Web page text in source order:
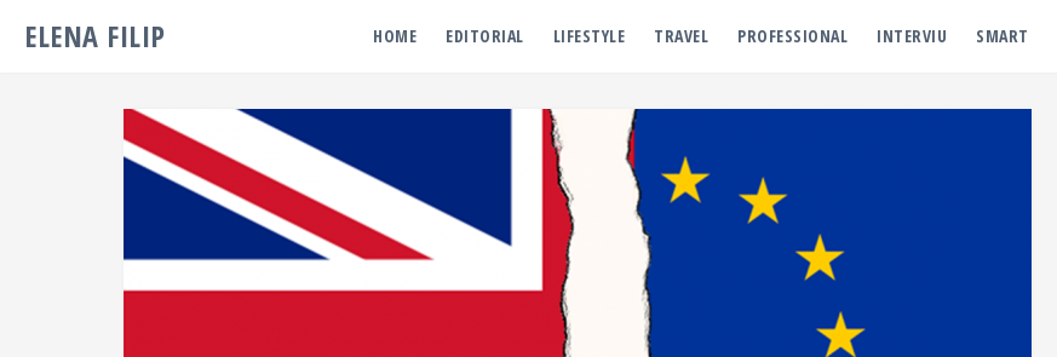
ELENA FILIP HOME EDITORIAL LIFESTYLE TRAVEL PROFESSIONAL INTERVIU SMART